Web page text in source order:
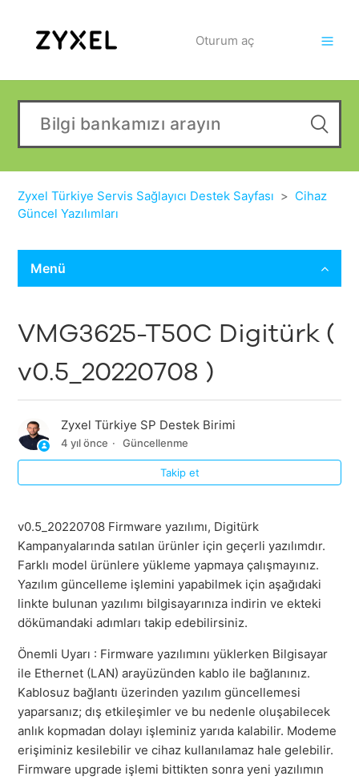
Oturum aç
Zyxel Türkiye Servis Sağlayıcı Destek Sayfası
Cihaz
Güncel Yazılımları
Menü
VMG3625-T50C Digitürk (
v0.5_20220708 )
Zyxel Türkiye SP Destek Birimi
4 yıl önce Güncellenme
Takip et
v0.5_20220708 Firmware yazılımı, Digitürk
Kampanyalarında satılan ürünler için geçerli yazılımdır.
Farklı model ürünlere yükleme yapmaya çalışmayınız.
Yazılım güncelleme işlemini yapabilmek için aşağıdaki
linkte bulunan yazılımı bilgisayarınıza indirin ve ekteki
dökümandaki adımları takip edebilirsiniz.
Önemli Uyarı : Firmware yazılımını yüklerken Bilgisayar
ile Ethernet (LAN) arayüzünden kablo ile bağlanınız.
Kablosuz bağlantı üzerinden yazılım güncellemesi
yaparsanız; dış etkileşimler ve bu nedenle oluşabilecek
anlık kopmadan dolayı işleminiz yarıda kalabilir. Modeme
erişiminiz kesilebilir ve cihaz kullanılamaz hale gelebilir.
Firmware upgrade işlemi bittikten sonra yeni yazılımın